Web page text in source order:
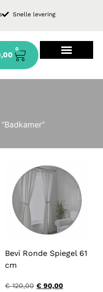
Snelle levering
0
Bevi Ronde Spiegel 61
cm
€120,00 € 90,00